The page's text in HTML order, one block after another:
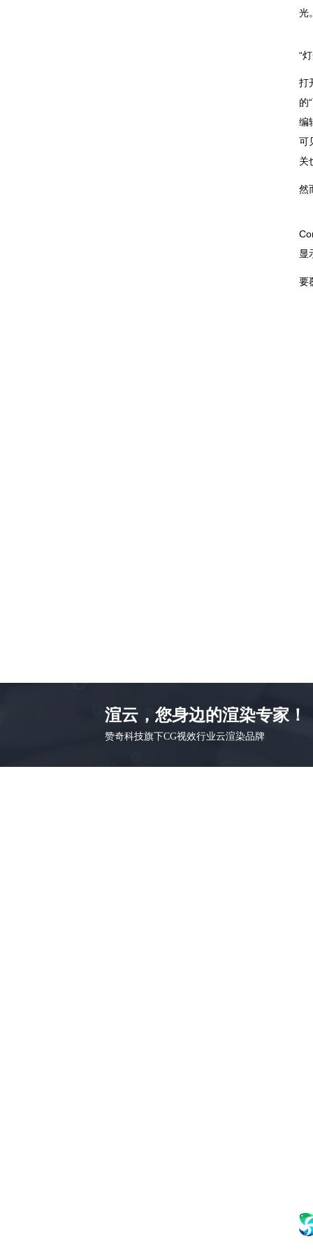
光
“
打
的
编
可
关
然
显
要
渲云，您身边的渲染专家！
赞奇科技旗下CG视效行业云渲染品牌